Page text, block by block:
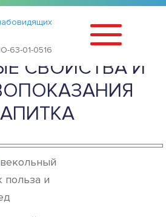
63-01-0516
СОК —
СВОЙСТВА И